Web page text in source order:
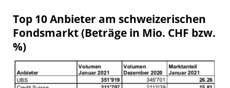
Top 10 Anbieter am schweizerischen
Fondsmarkt (Beträge in Mio. CHF bzw.
%)